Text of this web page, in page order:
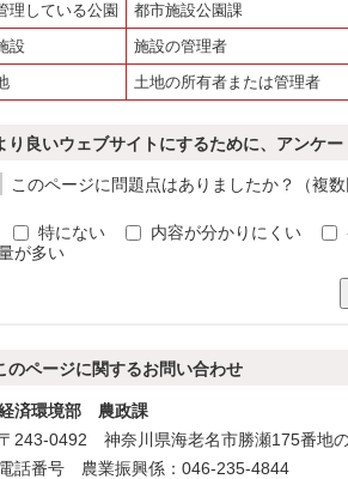
理している公園
都市施設公園課
設
施設の管理者
土地の所有者または管理者
り良いウェブサイトにするために、アンケー
このページに問題点はありましたか？（複数
特にない 内容が分かりにくい
が多い
のページに関するお問い合わせ
済環境部 農政課
〒243-0492 神奈川県海老名市勝瀬175番地
電話番号 農業振興係：046-235-4844